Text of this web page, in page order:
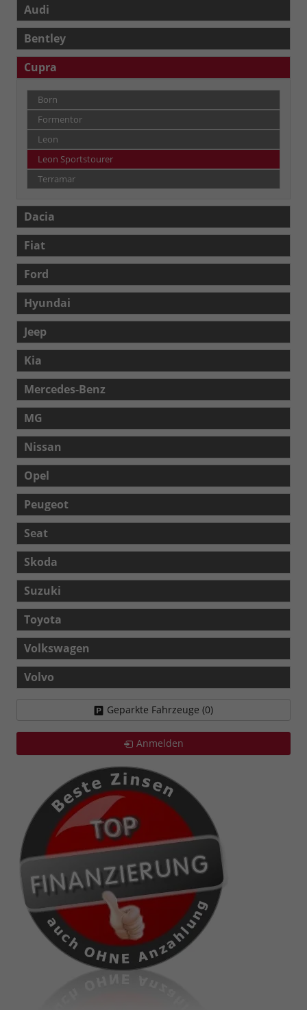
Audi
Bentley
Cupra
Born
Formentor
Leon
Leon Sportstourer
Terramar
Dacia
Fiat
Ford
Hyundai
Jeep
Kia
Mercedes-Benz
MG
Nissan
Opel
Peugeot
Seat
Skoda
Suzuki
Toyota
Volkswagen
Volvo
Geparkte Fahrzeuge (0)
Anmelden